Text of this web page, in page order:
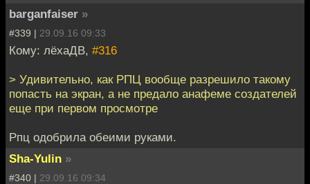
barganfaiser »
#339 | 29.09.16 09:33
Кому: лёхаДВ, #316
> Удивительно, как РПЦ вообще разрешило такому
попасть на экран, а не предало анафеме создателей
еще при первом просмотре
Рпц одобрила обеими руками.
Sha-Yulin »
#340 | 29.09.16 09:34